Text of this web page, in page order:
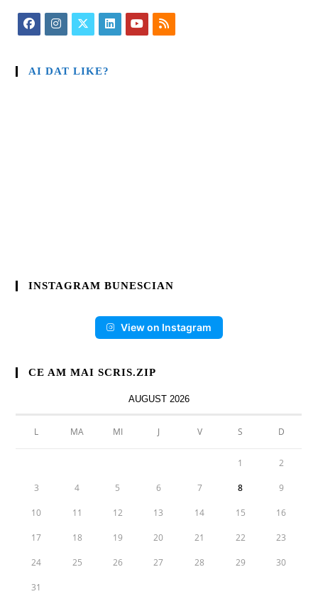
AI DAT LIKE?
INSTAGRAM BUNESCIAN
View on Instagram
CE AM MAI SCRIS.ZIP
AUGUST 2026
L MA MI J V S D
1 2
3 4 5 6 7 8 9
10 11 12 13 14 15 16
17 18 19 20 21 22 23
24 25 26 27 28 29 30
31